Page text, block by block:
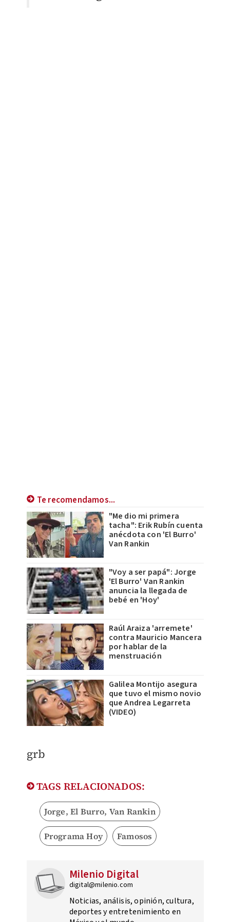
Te recomendamos...
"Me dio mi primera
tacha": Erik Rubín cuenta
anécdota con 'El Burro'
Van Rankin
"Voy a ser papá": Jorge
'El Burro' Van Rankin
anuncia la llegada de
bebé en 'Hoy'
Raúl Araiza 'arremete'
contra Mauricio Mancera
por hablar de la
menstruación
Galilea Montijo asegura
que tuvo el mismo novio
que Andrea Legarreta
(VIDEO)
grb
TAGS RELACIONADOS:
Jorge, El Burro, Van Rankin
Programa Hoy Famosos
Milenio Digital
digital@milenio.com
Noticias, análisis, opinión, cultura,
deportes y entretenimiento en